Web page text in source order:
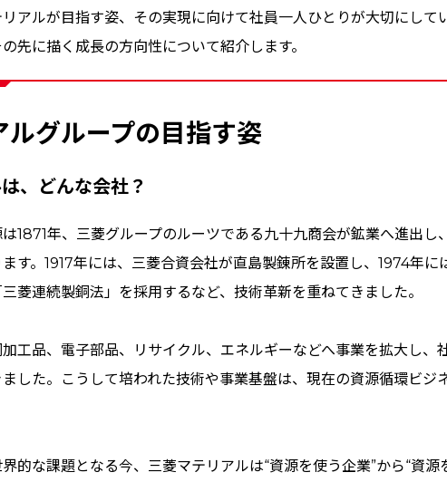
アルが目指す姿、その実現に向けて社員一人ひとりが大切にして
先に描く成長の方向性について紹介します。
ルグループの目指す姿
、どんな会社？
1871年、三菱グループのルーツである九十九商会が鉱業へ進出し
す。1917年には、三菱合資会社が直島製錬所を設置し、1974年に
菱連続製銅法」を採用するなど、技術革新を重ねてきました。
工品、電子部品、リサイクル、エネルギーなどへ事業を拡大し、
した。こうして培われた技術や事業基盤は、現在の資源循環ビジ
的な課題となる今、三菱マテリアルは“資源を使う企業”から“資源